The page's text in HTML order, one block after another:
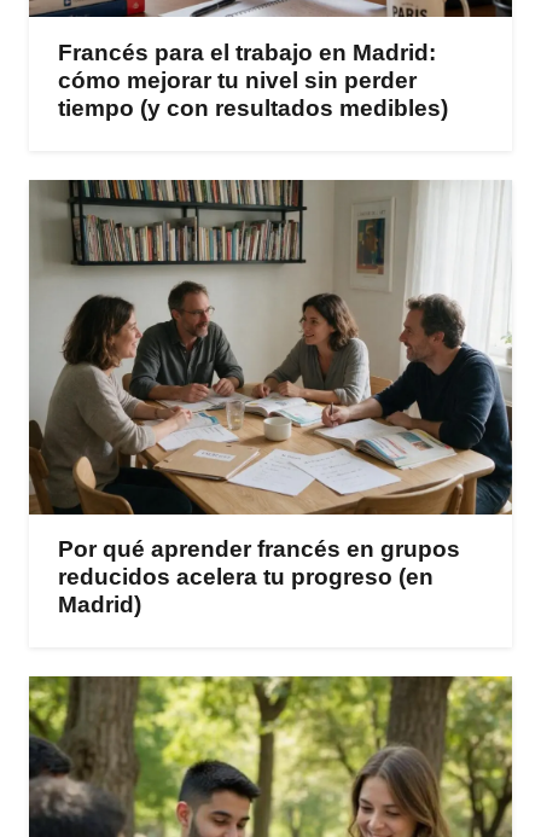
Francés para el trabajo en Madrid:
cómo mejorar tu nivel sin perder
tiempo (y con resultados medibles)
Por qué aprender francés en grupos
reducidos acelera tu progreso (en
Madrid)